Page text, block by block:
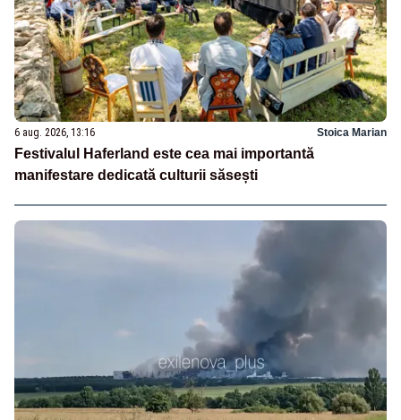
6 aug. 2026, 13:16 Stoica Marian
Festivalul Haferland este cea mai importantă
manifestare dedicată culturii săsești